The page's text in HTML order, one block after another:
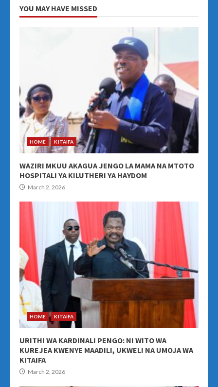
YOU MAY HAVE MISSED
HOME KITAIFA
WAZIRI MKUU AKAGUA JENGO LA MAMA NA MTOTO
HOSPITALI YA KILUTHERI YA HAYDOM
March 2, 2026
HOME KITAIFA
URITHI WA KARDINALI PENGO: NI WITO WA
KUREJEA KWENYE MAADILI, UKWELI NA UMOJA WA
KITAIFA
March 2, 2026